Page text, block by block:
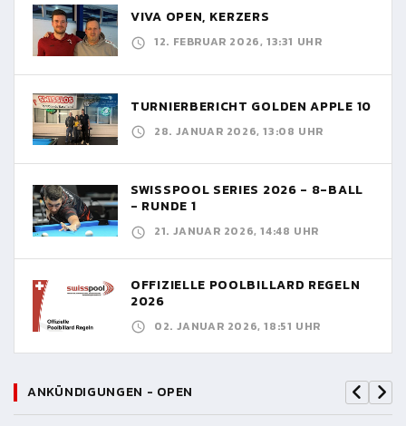
VIVA OPEN, KERZERS
12. FEBRUAR 2026, 13:31 UHR
TURNIERBERICHT GOLDEN APPLE 10
28. JANUAR 2026, 13:08 UHR
SWISSPOOL SERIES 2026 - 8-BALL
- RUNDE 1
21. JANUAR 2026, 14:48 UHR
OFFIZIELLE POOLBILLARD REGELN
2026
02. JANUAR 2026, 18:51 UHR
ANKÜNDIGUNGEN - OPEN